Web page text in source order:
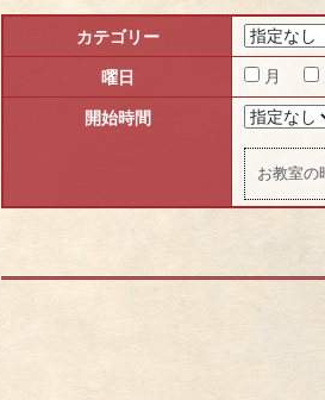
カテゴリー
曜日 月
開始時間
お教室の